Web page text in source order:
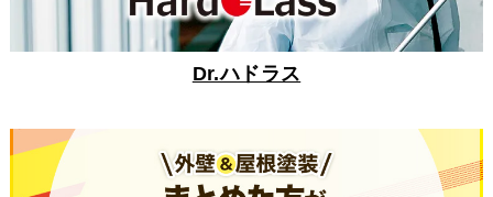
Dr.ハドラス